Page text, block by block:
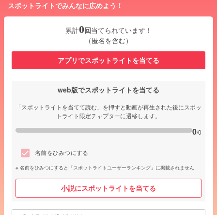
スポットライトでみんなに広めよう！
累計0回当てられています！
（匿名を含む）
アプリでスポットライトを当てる
web版でスポットライトを当てる
「スポットライトを当てて読む」を押すと動画が再生された後にスポッ
トライト限定チャプターに遷移します。
0/0
名前をひみつにする
名前をひみつにすると「スポットライトユーザーランキング」に掲載されません
小説にスポットライトを当てる